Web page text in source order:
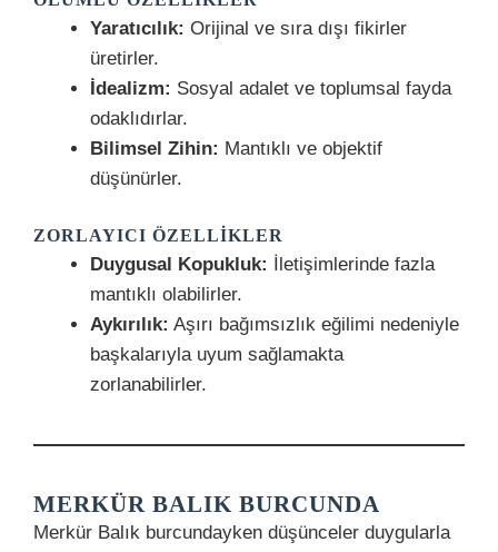
Yaratıcılık: Orijinal ve sıra dışı fikirler
üretirler.
İdealizm: Sosyal adalet ve toplumsal fayda
odaklıdırlar.
Bilimsel Zihin: Mantıklı ve objektif
düşünürler.
ZORLAYICI ÖZELLIKLER
Duygusal Kopukluk: İletişimlerinde fazla
mantıklı olabilirler.
Aykırılık: Aşırı bağımsızlık eğilimi nedeniyle
başkalarıyla uyum sağlamakta
zorlanabilirler.
MERKÜR BALIK BURCUNDA
Merkür Balık burcundayken düşünceler duygularla